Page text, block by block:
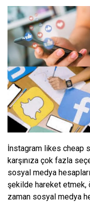
İnstagram likes cheap
karşınıza çok fazla
sosyal medya
şekilde hareket etmek,
zaman sosyal medya